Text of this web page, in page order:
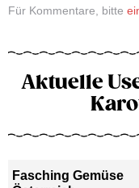
Für Kommentare, bitte
Aktuelle
Fasching Gemüse